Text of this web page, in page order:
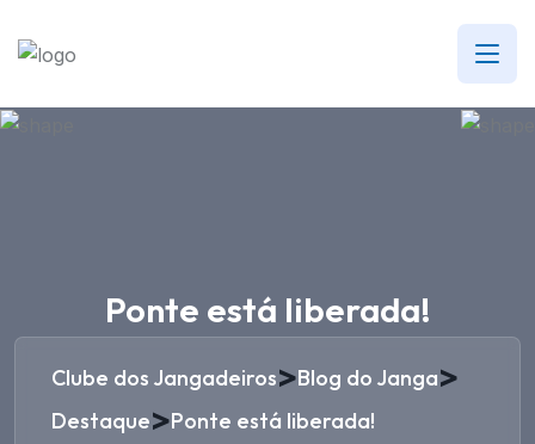
Ponte está liberada!
Clube dos Jangadeiros>Blog do Janga>
Destaque>Ponte está liberada!